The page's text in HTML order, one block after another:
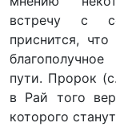
встречу с
приснится,
пути. Пророк
в Рай того
которого